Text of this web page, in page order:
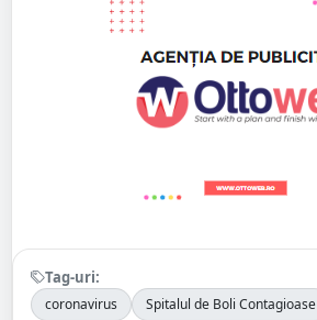
Tag-uri:
coronavirus Spitalul de Boli Contagioase